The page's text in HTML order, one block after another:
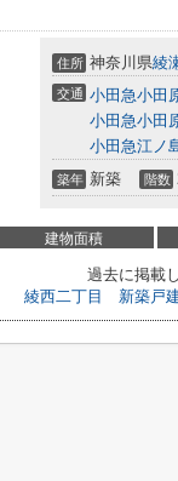
住所 神奈川県綾
交通 小田急小田
小田急小田
小田急江ノ
築年 新築 階数
建物面積
過去に掲載
綾西二丁目 新築戸